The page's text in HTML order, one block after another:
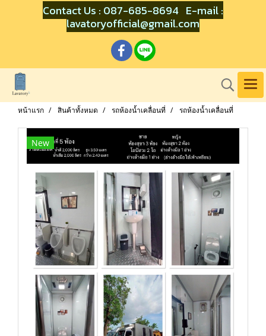
Contact Us : 087-685-8694 E-mail :
lavatoryofficial@gmail.com
หน้าแรก สินค้าทั้งหมด รถห้องน้ำเคลื่อนที่ รถห้องน้ำเคลื่อนที่
New